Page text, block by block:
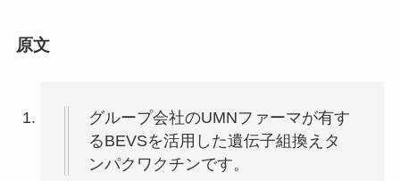
原文
グループ会社のUMNファーマが有す
るBEVSを活用した遺伝子組換えタ
ンパクワクチンです。